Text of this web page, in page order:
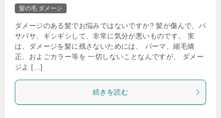
髪の毛 ダメージ
ダメージのある髪でお悩みではないですか? 髪が傷んで、パ
サパサ、ギシギシして、非常に気分が悪いものです。 実
は、ダメージを髪に残さないためには、 パーマ、縮毛矯
正、およごカラー等を 一切しないことなんですが、 ダメー
ジよ […]
続きを読む